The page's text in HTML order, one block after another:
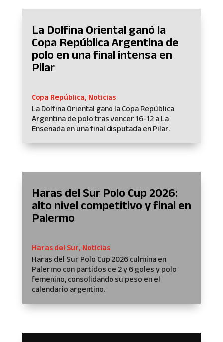
La Dolfina Oriental ganó la
Copa República Argentina de
polo en una final intensa en
Pilar
Copa República, Noticias
La Dolfina Oriental ganó la Copa República
Argentina de polo tras vencer 16-12 a La
Ensenada en una final disputada en Pilar.
Haras del Sur Polo Cup 2026:
alto nivel competitivo y final en
Palermo
Haras del Sur, Noticias
Haras del Sur Polo Cup 2026 culmina en
Palermo con partidos de 2 y 6 goles y polo
femenino, consolidando su peso en el
calendario argentino.